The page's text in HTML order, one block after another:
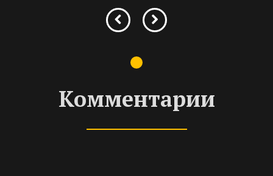
Комментарии